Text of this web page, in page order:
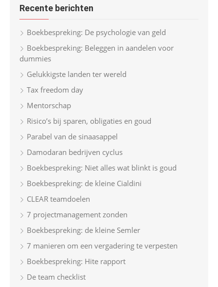
c
f
o
r
:
Recente berichten
Boekbespreking: De psychologie van geld
Boekbespreking: Beleggen in aandelen voor
dummies
Gelukkigste landen ter wereld
Tax freedom day
Mentorschap
Risico’s bij sparen, obligaties en goud
Parabel van de sinaasappel
Damodaran bedrijven cyclus
Boekbespreking: Niet alles wat blinkt is goud
Boekbespreking: de kleine Cialdini
CLEAR teamdoelen
7 projectmanagement zonden
Boekbespreking: de kleine Semler
7 manieren om een vergadering te verpesten
Boekbespreking: Hite rapport
De team checklist